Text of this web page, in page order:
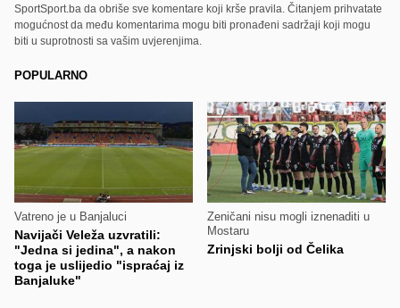
SportSport.ba da obriše sve komentare koji krše pravila. Čitanjem prihvatate
mogućnost da među komentarima mogu biti pronađeni sadržaji koji mogu
biti u suprotnosti sa vašim uvjerenjima.
POPULARNO
Vatreno je u Banjaluci
Navijači Veleža uzvratili:
"Jedna si jedina", a nakon
toga je uslijedio "ispraćaj iz
Banjaluke"
Zeničani nisu mogli iznenaditi u
Mostaru
Zrinjski bolji od Čelika